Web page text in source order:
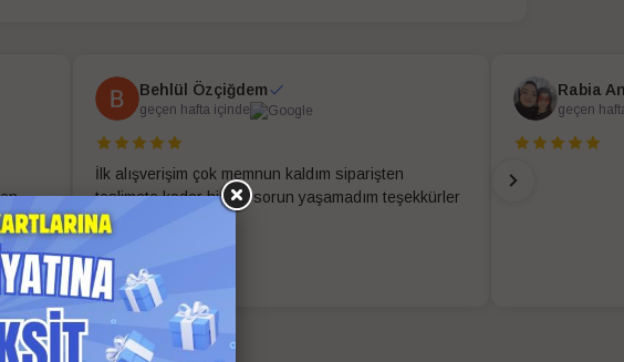
Behlül Özçiğdem
geçen hafta içinde
İlk alışverişim çok memnun kaldım siparişten
teslimata kadar hiç bir sorun yaşamadım teşekkürler
evim kolay ekibi
Rabia
geçen